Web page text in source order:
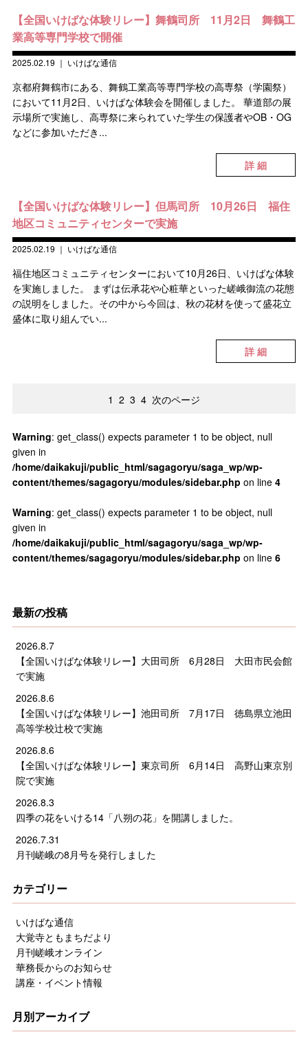
【全国いけばな体験リレー】舞鶴司所 11月2日 舞鶴工
業高等専門学校で開催
2025.02.19 ｜ いけばな通信
京都府舞鶴市にある、舞鶴工業高等専門学校の高専祭（学園祭）
において11月2日、いけばな体験会を開催しました。 華道部の展
示場所で実施し、高専祭に来られていた学生の保護者やOB・OG
などに参加いただき...
詳 細
【全国いけばな体験リレー】但馬司所 10月26日 福住
地区コミュニティセンターで実施
2025.02.19 ｜ いけばな通信
福住地区コミュニティセンターにおいて10月26日、いけばな体験
を実施しました。 まずは伝承花や心粧華といった嵯峨御流の花態
の説明をしました。その中から今回は、秋の花材を使って盛花立
盛体に取り組んでい...
詳 細
1 2 3 4 次のページ
Warning: get_class() expects parameter 1 to be object, null
given in
/home/daikakuji/public_html/sagagoryu/saga_wp/wp-
content/themes/sagagoryu/modules/sidebar.php on line 4
Warning: get_class() expects parameter 1 to be object, null
given in
/home/daikakuji/public_html/sagagoryu/saga_wp/wp-
content/themes/sagagoryu/modules/sidebar.php on line 6
最新の投稿
2026.8.7
【全国いけばな体験リレー】大田司所 6月28日 大田市民会館
で実施
2026.8.6
【全国いけばな体験リレー】池田司所 7月17日 徳島県立池田
高等学校辻校で実施
2026.8.6
【全国いけばな体験リレー】東京司所 6月14日 高野山東京別
院で実施
2026.8.3
四季の花をいける14「八朔の花」を開講しました。
2026.7.31
月刊嵯峨の8月号を発行しました
カテゴリー
いけばな通信
大覚寺ともまちだより
月刊嵯峨オンライン
華務長からのお知らせ
講座・イベント情報
月別アーカイブ